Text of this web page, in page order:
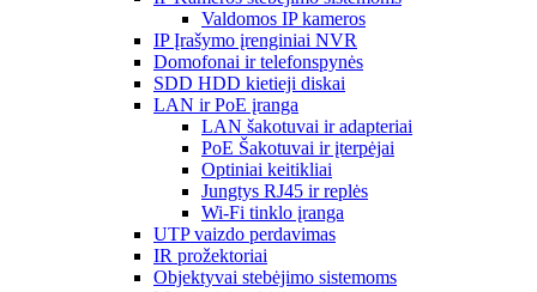
Valdomos IP kameros
IP Įrašymo įrenginiai NVR
Domofonai ir telefonspynės
SDD HDD kietieji diskai
LAN ir PoE įranga
LAN šakotuvai ir adapteriai
PoE Šakotuvai ir įterpėjai
Optiniai keitikliai
Jungtys RJ45 ir replės
Wi-Fi tinklo įranga
UTP vaizdo perdavimas
IR prožektoriai
Objektyvai stebėjimo sistemoms